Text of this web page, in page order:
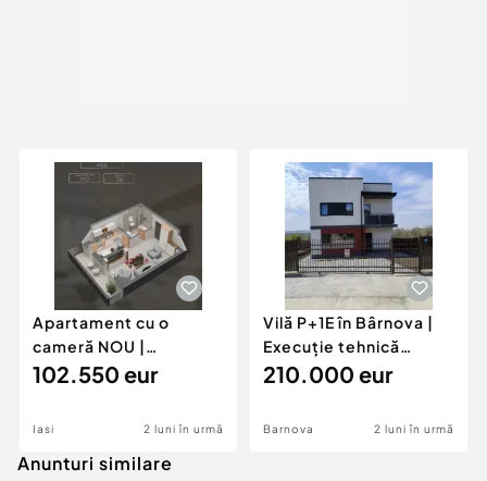
Apartament cu o
cameră NOU |
INTABULAT | Dacia | 0%
102.550 eur
Iasi 2 luni în urmă
Vilă P+1E în Bârnova |
Execuție tehnică
superioară | 0
210.000 eur
Barnova 2 luni în urmă
Anunturi similare